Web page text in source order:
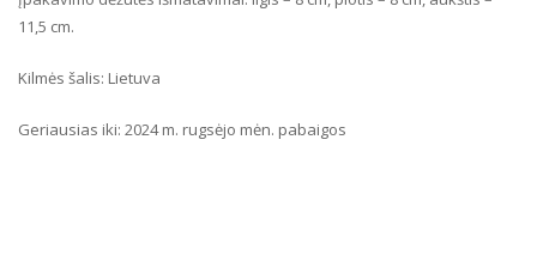
11,5 cm.
Kilmės šalis: Lietuva
Geriausias iki: 2024 m. rugsėjo mėn. pabaigos